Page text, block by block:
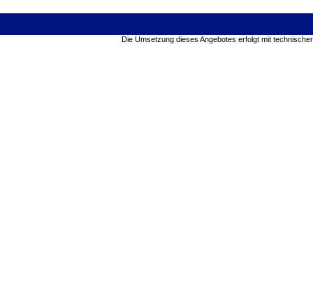
Die Umsetzung dieses Angebotes erfolgt mit